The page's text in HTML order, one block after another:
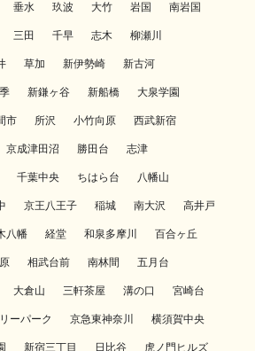
垂水 玖波 大竹 岩国 南岩国
三田 千早 志木 柳瀬川
草加 新伊勢崎 新古河
新鎌ヶ谷 新船橋 大泉学園
市 所沢 小竹向原 西武新宿
京成津田沼 勝田台 志津
千葉中央 ちはら台 八幡山
京王八王子 稲城 南大沢 高井戸
八幡 経堂 和泉多摩川 百合ヶ丘
相武台前 南林間 五月台
大倉山 三軒茶屋 溝の口 宮崎台
ーパーク 京急東神奈川 横須賀中央
新宿三丁目 日比谷 虎ノ門ヒルズ